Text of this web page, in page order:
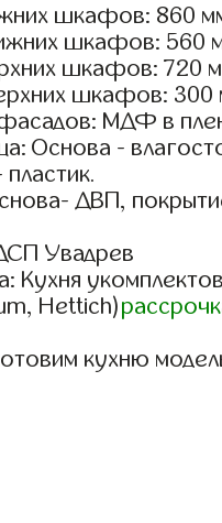
шкафов: 860
шкафов: 560
шкафов: 720
шкафов: 300
МДФ в
Основа -
ДВП,
Увадрев
Кухня
Hettich)
кухню